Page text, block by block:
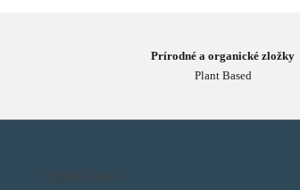
Prírodné a organické zložky
Plant Based
Spoločnosť